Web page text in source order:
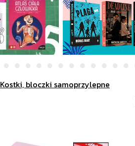
Kostki, bloczki samoprzylepne